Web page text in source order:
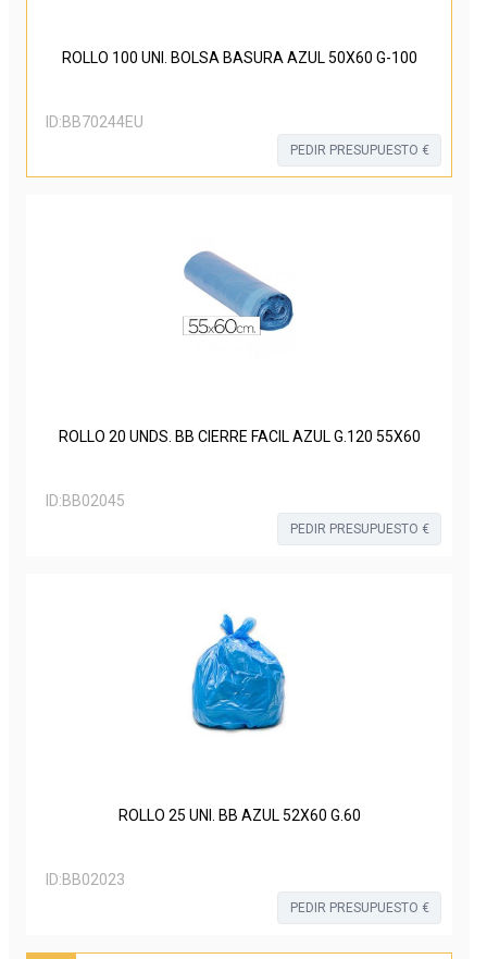
ROLLO 100 UNI. BOLSA BASURA AZUL 50X60 G-100
ID:BB70244EU
PEDIR PRESUPUESTO €
ROLLO 20 UNDS. BB CIERRE FACIL AZUL G.120 55X60
ID:BB02045
PEDIR PRESUPUESTO €
ROLLO 25 UNI. BB AZUL 52X60 G.60
ID:BB02023
PEDIR PRESUPUESTO €